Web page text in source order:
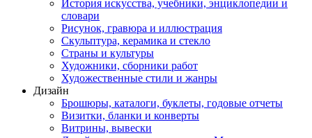
История искусства, учебники, энциклопедии и
словари
Рисунок, гравюра и иллюстрация
Скульптура, керамика и стекло
Страны и культуры
Художники, сборники работ
Художественные стили и жанры
Дизайн
Брошюры, каталоги, буклеты, годовые отчеты
Визитки, бланки и конверты
Витрины, вывески